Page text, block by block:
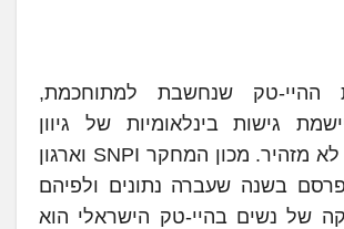
ההיי-טק שנחשבת למתוחכמת,
גישות בינלאומיות של גיוון
והכלה, המצב לא מזהיר. מכון המחקר SNPI וארגון
She Codes פרסם בשנה שעברה נתונים ולפיהם
של נשים בהיי-טק הישראלי הוא